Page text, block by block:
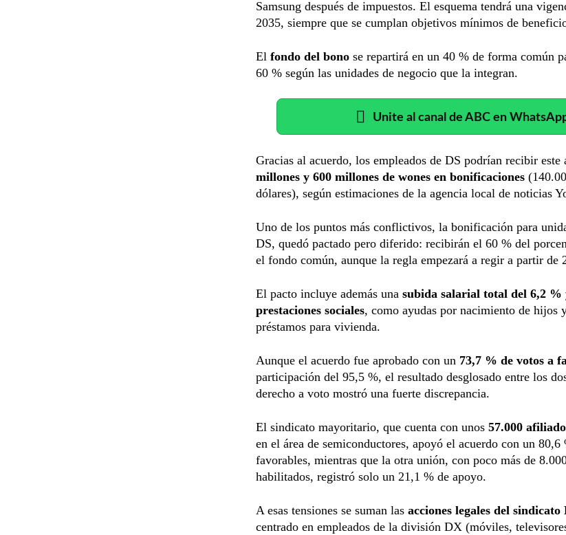
Samsung después de impuestos. El esquema tendrá una
2035, siempre que se cumplan objetivos mínimos de
El fondo del bono se repartirá en un 40 % de forma común
60 % según las unidades de negocio que la integran.
Unite al canal de ABC en
Gracias al acuerdo, los empleados de DS podrían recibir este
millones y 600 millones de wones en bonificaciones
dólares), según estimaciones de la agencia local de noticias
Uno de los puntos más conflictivos, la bonificación para
DS, quedó pactado pero diferido: recibirán el 60 % del
el fondo común, aunque la regla empezará a regir a partir de
El pacto incluye además una subida salarial total del 6,2 %
prestaciones sociales, como ayudas por nacimiento de hijos
préstamos para vivienda.
Aunque el acuerdo fue aprobado con un 73,7 % de votos a
participación del 95,5 %, el resultado desglosado entre los
derecho a voto mostró una fuerte discrepancia.
El sindicato mayoritario, que cuenta con unos 57.000
en el área de semiconductores, apoyó el acuerdo con un 80,6
favorables, mientras que la otra unión, con poco más de
habilitados, registró solo un 21,1 % de apoyo.
A esas tensiones se suman las acciones legales del sindicato
centrado en empleados de la división DX (móviles,